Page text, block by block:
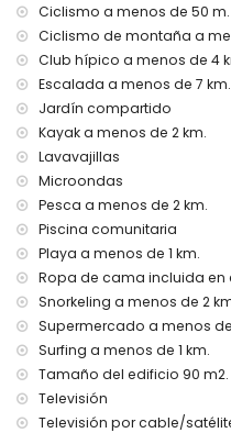
discoteca, bar y paseo
de la casa)
discoteca (a menos de
iglesia, castillo (Castillo
monumento (a menos
museo (Museo de
la Frontera) (a menos
Deportes
ciclismo y surf (a
tenis, golf (Novo Sancti
montaña, kayak, pesca
de la casa)
escalada (a menos de
Ciclismo a menos de 50 m.
Ciclismo de montaña a
Club hípico a menos de 4
Escalada a menos de 7 km.
Jardín compartido
Kayak a menos de 2 km.
Lavavajillas
Microondas
Pesca a menos de 2 km.
Piscina comunitaria
Playa a menos de 1 km.
Ropa de cama incluida en
Snorkeling a menos de 2
Supermercado a menos de
Surfing a menos de 1 km.
Tamaño del edificio 90 m2.
Televisión
Televisión por cable/